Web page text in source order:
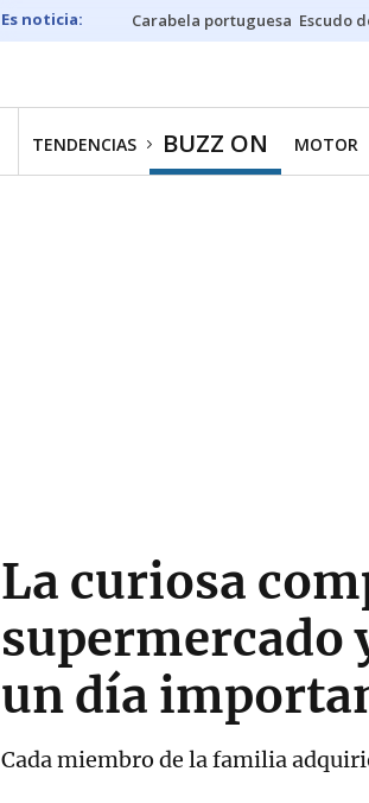
Carabela portuguesa Escudo
TENDENCIAS BUZZ ON MOTOR
La curiosa
supermercado
un día
Cada miembro de la familia